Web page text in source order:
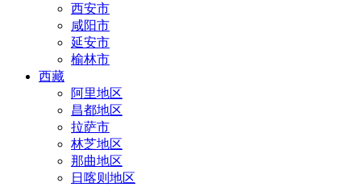
西安市
咸阳市
延安市
榆林市
西藏
阿里地区
昌都地区
拉萨市
林芝地区
那曲地区
日喀则地区